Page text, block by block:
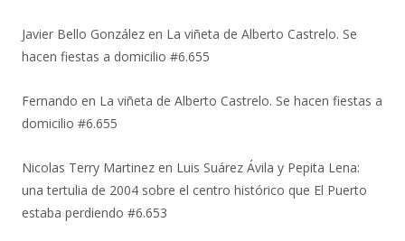
Javier Bello González en La viñeta de Alberto Castrelo. Se
hacen fiestas a domicilio #6.655
Fernando en La viñeta de Alberto Castrelo. Se hacen fiestas a
domicilio #6.655
Nicolas Terry Martinez en Luis Suárez Ávila y Pepita Lena:
una tertulia de 2004 sobre el centro histórico que El Puerto
estaba perdiendo #6.653